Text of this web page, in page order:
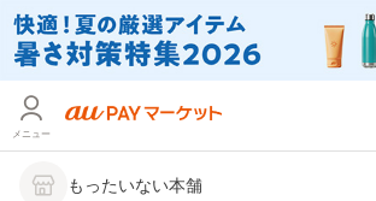
メニュー
もったいない本舗